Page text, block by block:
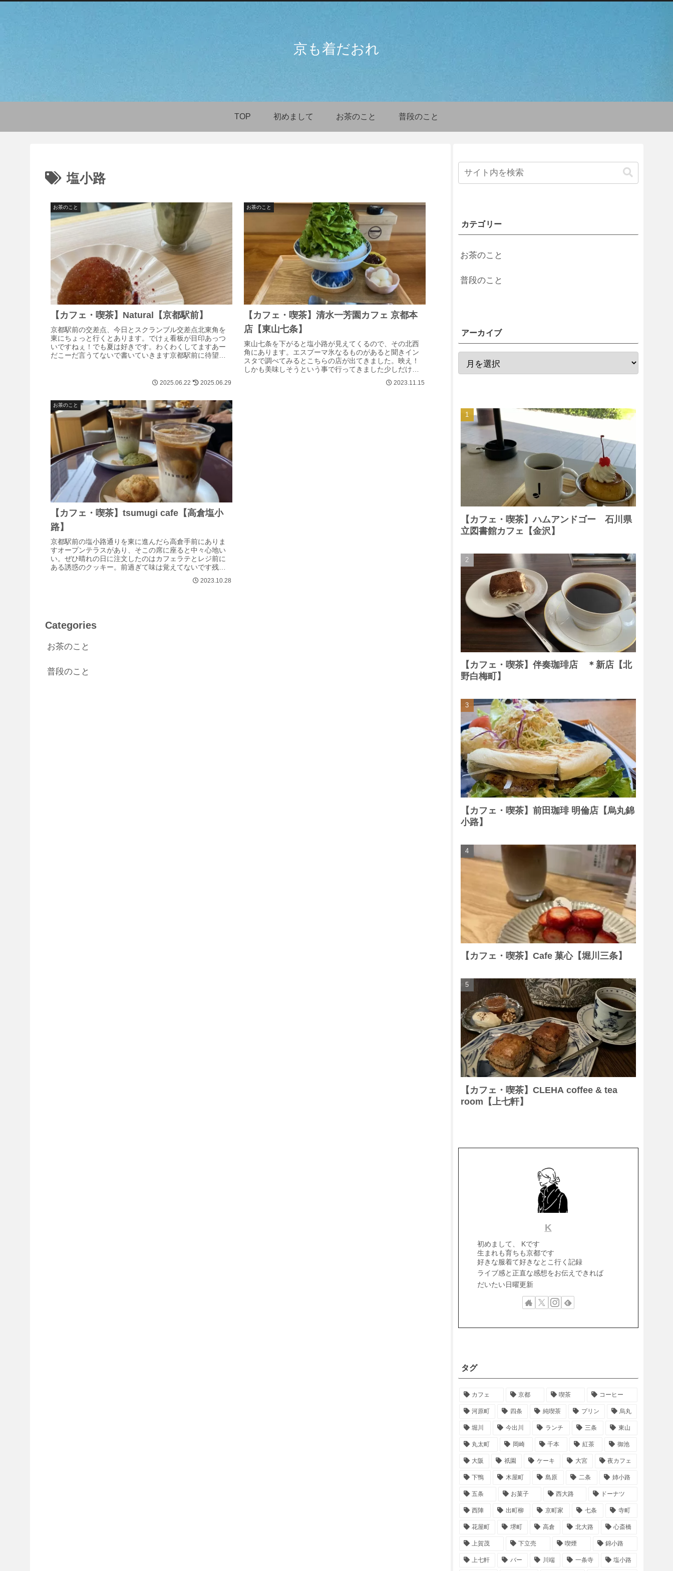
京も着だおれ
TOP 初めまして お茶のこと 普段のこと
塩小路
お茶のこと
【カフェ・喫茶】Natural【京都駅前】
京都駅前の交差点、今日とスクランブル交差点北東角を
東にちょっと行くとあります。でけぇ看板が目印あっつ
いですねぇ！でも夏は好きです。わくわくしてますあー
だこーだ言うてないで書いていきます京都駅前に待望の
2025.06.22 2025.06.29
お茶のこと
【カフェ・喫茶】清水一芳園カフェ 京都本
店【東山七条】
東山七条を下がると塩小路が見えてくるので、その北西
角にあります。エスプーマ氷なるものがあると聞きイン
スタで調べてみるとこちらの店が出てきました。映え！
しかも美味しそうという事で行ってきました少しだけ並
2023.11.15
お茶のこと
【カフェ・喫茶】tsumugi cafe【高倉塩小
路】
京都駅前の塩小路通りを東に進んだら高倉手前にありま
すオープンテラスがあり、そこの席に座ると中々心地い
い。ぜひ晴れの日に注文したのはカフェラテとレジ前に
ある誘惑のクッキー。前過ぎて味は覚えてないです残
2023.10.28
Categories
お茶のこと
普段のこと
カテゴリー
お茶のこと
普段のこと
アーカイブ
【カフェ・喫茶】ハムアンドゴー 石川県
立図書館カフェ【金沢】
【カフェ・喫茶】伴奏珈琲店 ＊新店【北
野白梅町】
【カフェ・喫茶】前田珈琲 明倫店【烏丸錦
小路】
【カフェ・喫茶】Cafe 菓心【堀川三条】
【カフェ・喫茶】CLEHA coffee & tea
room【上七軒】
K
初めまして、 Kです
生まれも育ちも京都です
好きな服着て好きなとこ行く記録
ライブ感と正直な感想をお伝えできれば
だいたい日曜更新
タグ
カフェ 京都 喫茶 コーヒー
河原町 四条 純喫茶 プリン 烏丸
堀川 今出川 ランチ 三条 東山
丸太町 岡崎 千本 紅茶 御池
大阪 祇園 ケーキ 大宮 夜カフェ
下鴨 木屋町 島原 二条 姉小路
五条 お菓子 西大路 ドーナツ
西陣 出町柳 京町家 七条 寺町
花屋町 堺町 高倉 北大路 心斎橋
上賀茂 下立売 喫煙 錦小路
上七軒 バー 川端 一条寺 塩小路